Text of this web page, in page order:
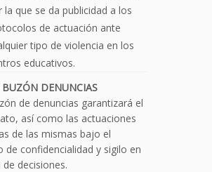
la que se da publicidad a los
de actuación ante
tipo de violencia en los
educativos.
BUZÓN DENUNCIAS
de denuncias garantizará el
así como las actuaciones
de las mismas bajo el
de confidencialidad y sigilo en
decisiones.